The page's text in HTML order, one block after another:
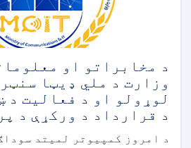
د مخابراتو او
وزارت د ملي ډیټا
لوړولو او د فعالیت د
د قرارداد د ورکړې د
د امروز کمپیوتر لمیتد